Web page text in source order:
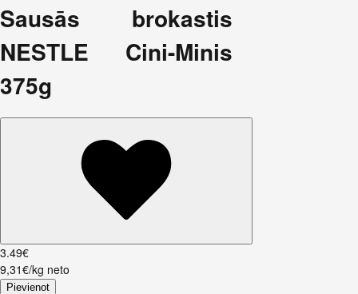
Sausās brokastis
NESTLE Cini-Minis
375g
3.49€
9,31€/kg neto
Pievienot